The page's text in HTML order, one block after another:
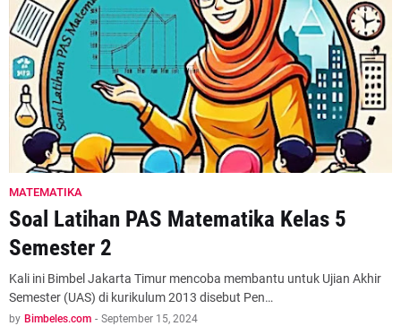
MATEMATIKA
Soal Latihan PAS Matematika Kelas 5
Semester 2
Kali ini Bimbel Jakarta Timur mencoba membantu untuk Ujian Akhir
Semester (UAS) di kurikulum 2013 disebut Pen…
by Bimbeles.com - September 15, 2024